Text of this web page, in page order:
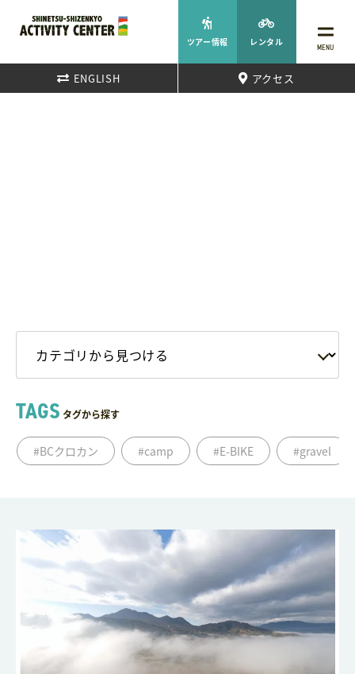
MENU
ツアー情報 レンタル
ENGLISH アクセス
TAGS タグから探す
#BCクロカン #camp #E-BIKE #gravel